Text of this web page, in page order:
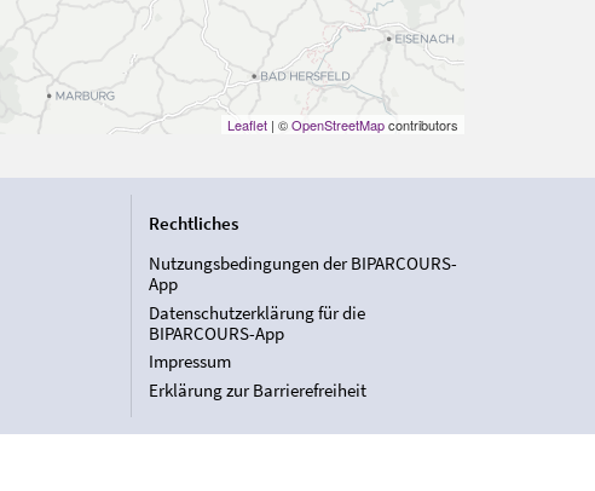
Leaflet| ©OpenStreetMapcontributors
Rechtliches
Nutzungsbedingungen der BIPARCOURS-
App
Datenschutzerklärung für die
BIPARCOURS-App
Impressum
Erklärung zur Barrierefreiheit